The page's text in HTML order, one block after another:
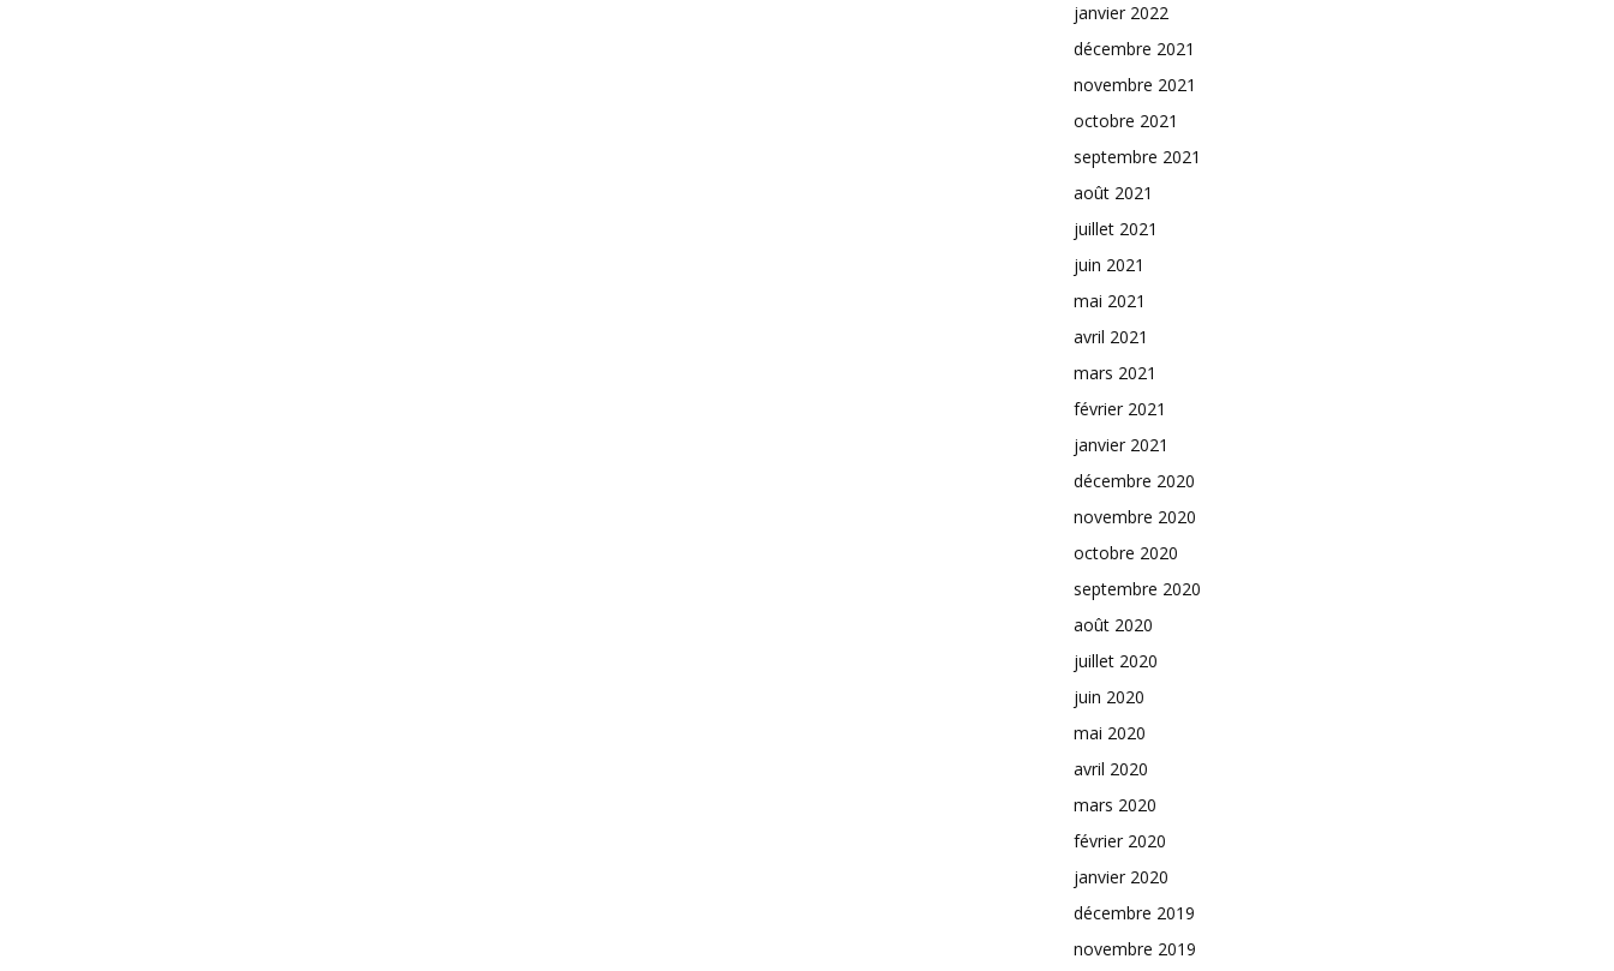
janvier 2022
décembre 2021
novembre 2021
octobre 2021
septembre 2021
août 2021
juillet 2021
juin 2021
mai 2021
avril 2021
mars 2021
février 2021
janvier 2021
décembre 2020
novembre 2020
octobre 2020
septembre 2020
août 2020
juillet 2020
juin 2020
mai 2020
avril 2020
mars 2020
février 2020
janvier 2020
décembre 2019
novembre 2019